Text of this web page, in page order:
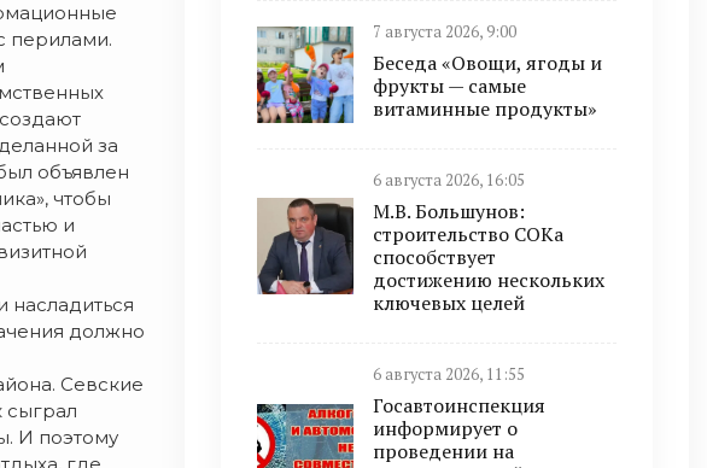
перилами.
за
объявлен
чтобы
и
насладиться
должно
Севские
сыграл
И поэтому
7 августа 2026, 9:00
Беседа «Овощи, ягоды и
фрукты — самые
витаминные продукты»
6 августа 2026, 16:05
М.В. Большунов:
строительство СОКа
способствует
достижению нескольких
ключевых целей
6 августа 2026, 11:55
Госавтоинспекция
информирует о
проведении на